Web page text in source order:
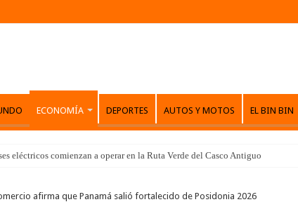
ECONOMÍA DEPORTES AUTOS Y MOTOS EL BIN BIN
eléctricos comienzan a operar en la Ruta Verde del Casco Antiguo
afirma que Panamá salió fortalecido de Posidonia 2026